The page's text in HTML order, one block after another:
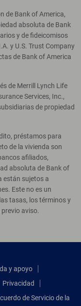
de Bank of America,
absoluta de Bank
y de fideicomisos
y U.S. Trust Company
de Bank of America
de Merrill Lynch Life
Services, Inc.,
de propiedad
préstamos para
de la vivienda son
afiliados,
absoluta de Bank of
están sujetos a
Este no es un
tasas, los términos y
aviso.
y apoyo
Privacidad
de Servicio de la